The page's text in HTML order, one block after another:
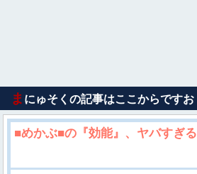
ま にゅそくの記事はここからですお
■めかぶ■の『効能』、ヤバすぎる